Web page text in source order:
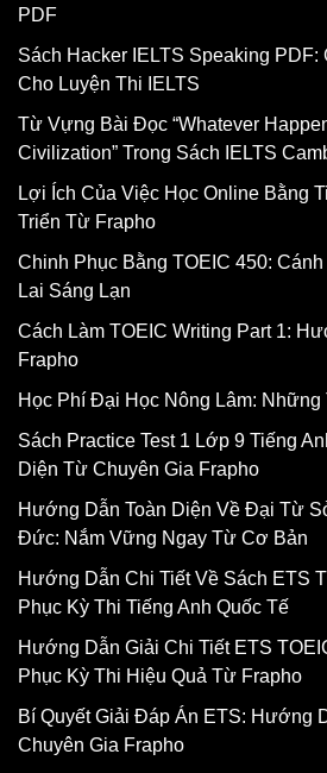
PDF
Sách Hacker IELTS Speaking
Cho Luyện Thi IELTS
Từ Vựng Bài Đọc “Whatever
Civilization” Trong Sách IELTS
Lợi Ích Của Việc Học Online Bằng
Triển Từ Frapho
Chinh Phục Bằng TOEIC 450:
Lai Sáng Lạn
Cách Làm TOEIC Writing Part 1:
Frapho
Học Phí Đại Học Nông Lâm: Những
Sách Practice Test 1 Lớp 9 Tiếng
Diện Từ Chuyên Gia Frapho
Hướng Dẫn Toàn Diện Về Đại Từ
Đức: Nắm Vững Ngay Từ Cơ Bản
Hướng Dẫn Chi Tiết Về Sách ETS
Phục Kỳ Thi Tiếng Anh Quốc Tế
Hướng Dẫn Giải Chi Tiết ETS
Phục Kỳ Thi Hiệu Quả Từ Frapho
Bí Quyết Giải Đáp Án ETS: Hướng
Chuyên Gia Frapho